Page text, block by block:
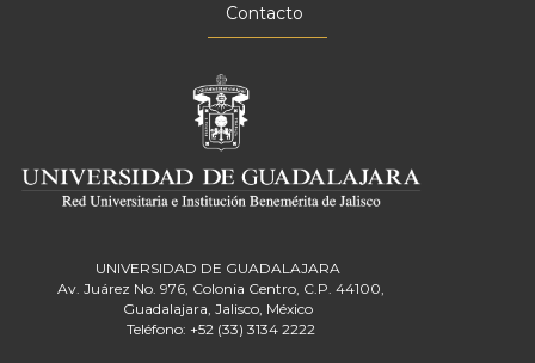
Contacto
UNIVERSIDAD DE GUADALAJARA
Av. Juárez No. 976, Colonia Centro, C.P. 44100,
Guadalajara, Jalisco, México
Teléfono: +52 (33) 3134 2222